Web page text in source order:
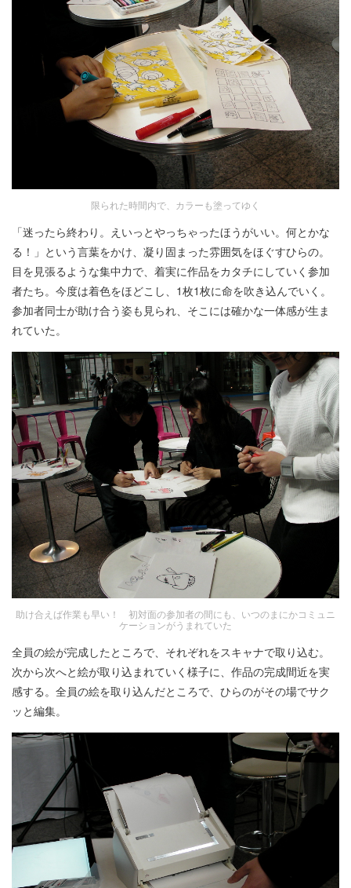
限られた時間内で、カラーも塗ってゆく
「迷ったら終わり。えいっとやっちゃったほうがいい。何とかな
る！」という言葉をかけ、凝り固まった雰囲気をほぐすひらの。
目を見張るような集中力で、着実に作品をカタチにしていく参加
者たち。今度は着色をほどこし、1枚1枚に命を吹き込んでいく。
参加者同士が助け合う姿も見られ、そこには確かな一体感が生ま
れていた。
助け合えば作業も早い！ 初対面の参加者の間にも、いつのまにかコミュニ
ケーションがうまれていた
全員の絵が完成したところで、それぞれをスキャナで取り込む。
次から次へと絵が取り込まれていく様子に、作品の完成間近を実
感する。全員の絵を取り込んだところで、ひらのがその場でサク
ッと編集。